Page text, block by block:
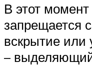
В этот момент
запрещается
вскрытие или
–